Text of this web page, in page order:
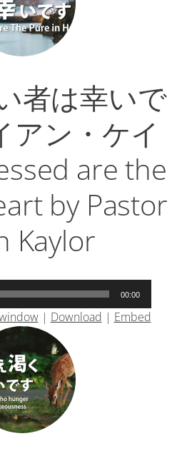
者は幸いで
アン・ケイ
are the
by Pastor
Kaylor
00:00
| Download | Embed